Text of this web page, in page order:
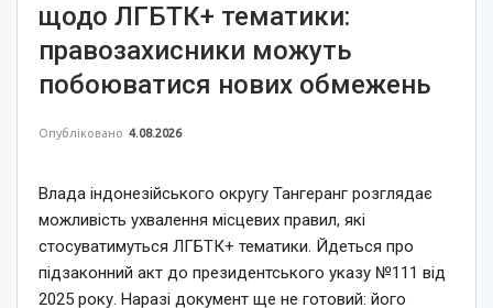
щодо ЛГБТК+ тематики:
правозахисники можуть
побоюватися нових обмежень
Опубліковано 4.08.2026
Влада індонезійського округу Тангеранг розглядає
можливість ухвалення місцевих правил, які
стосуватимуться ЛГБТК+ тематики. Йдеться про
підзаконний акт до президентського указу №111 від
2025 року. Наразі документ ще не готовий: його